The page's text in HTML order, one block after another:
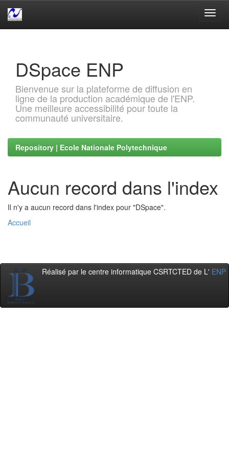
DSpace ENP
Bienvenue sur la plateforme de diffusion en
ligne de la production académique de l'ENP.
Une meilleure accessibilité pour toute la
communauté universitaire.
Repository | Ecole Nationale Polytechnique
Aucun record dans l'index
Il n'y a aucun record dans l'index pour "DSpace".
Accueil
Réalisé par le centre informatique CSRTCTED de L' ENP